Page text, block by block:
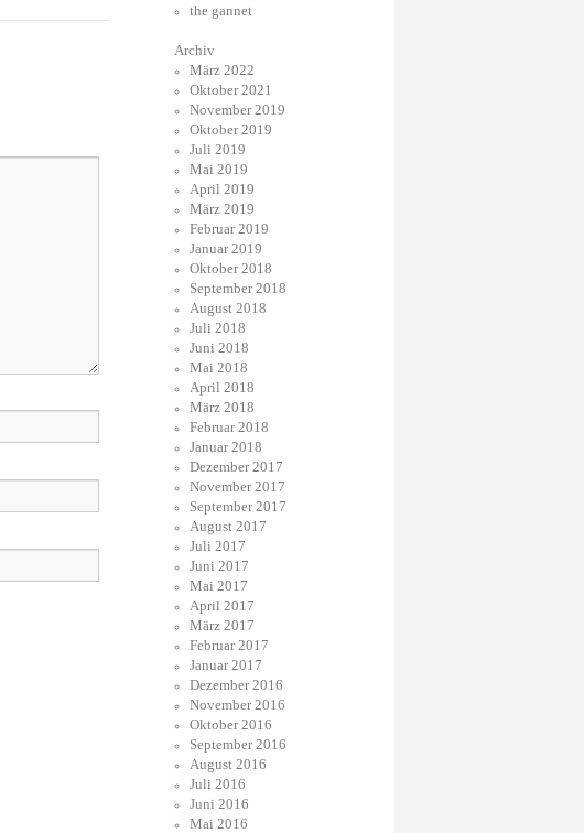
the gannet
Archiv
März 2022
Oktober 2021
November 2019
Oktober 2019
Juli 2019
Mai 2019
April 2019
März 2019
Februar 2019
Januar 2019
Oktober 2018
September 2018
August 2018
Juli 2018
Juni 2018
Mai 2018
April 2018
März 2018
Februar 2018
Januar 2018
Dezember 2017
November 2017
September 2017
August 2017
Juli 2017
Juni 2017
Mai 2017
April 2017
März 2017
Februar 2017
Januar 2017
Dezember 2016
November 2016
Oktober 2016
September 2016
August 2016
Juli 2016
Juni 2016
Mai 2016